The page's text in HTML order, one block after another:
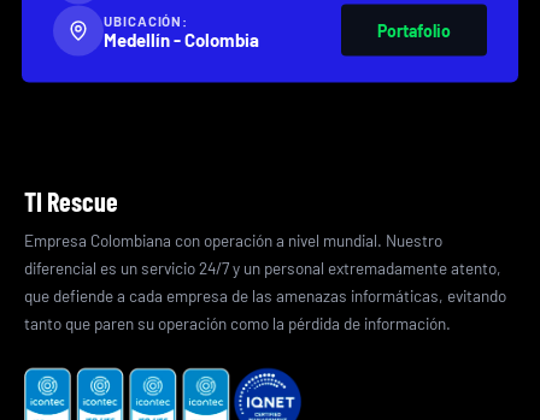
UBICACIÓN:
Medellín - Colombia Portafolio
TI Rescue
Empresa Colombiana con operación a nivel mundial. Nuestro
diferencial es un servicio 24/7 y un personal extremadamente atento,
que defiende a cada empresa de las amenazas informáticas, evitando
tanto que paren su operación como la pérdida de información.